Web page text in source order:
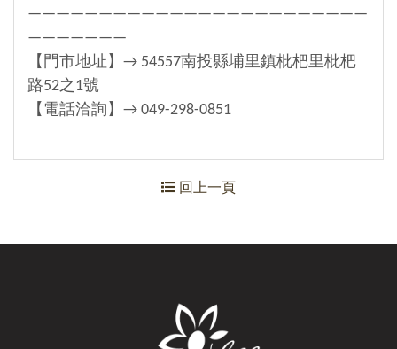
————————————————————————
———————
【門市地址】→ 54557南投縣埔里鎮枇杷里枇杷
路52之1號
【電話洽詢】→ 049-298-0851
回上一頁